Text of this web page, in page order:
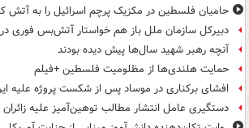
حامیان فلسطین در مکزیک پرچم اسرائیل را به آتش
دبیرکل سازمان ملل باز هم خواستار آتش‌بس فوری
آنچه رهبر شهید سال‌ها پیش دیده بودند
حمایت هلندی‌ها از مظلومیت فلسطین +فیلم
افشای برکناری در موساد پس از شکست پروژه علیه
دستگیری عامل انتشار مطالب توهین‌آمیز علیه